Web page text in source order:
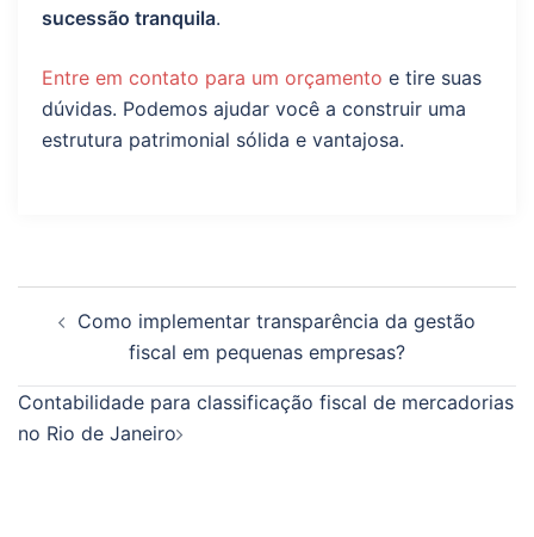
sucessão tranquila.
Entre em contato para um orçamento e tire suas
dúvidas. Podemos ajudar você a construir uma
estrutura patrimonial sólida e vantajosa.
Como implementar transparência da gestão
fiscal em pequenas empresas?
Contabilidade para classificação fiscal de mercadorias
no Rio de Janeiro